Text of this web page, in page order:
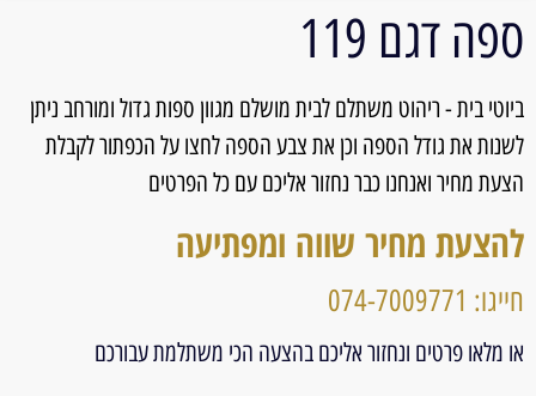
ספה דגם 119
ביוטי בית - ריהוט משתלם לבית מושלם מגוון ספות גדול ומורחב ניתן
לשנות את גודל הספה וכן את צבע הספה לחצו על הכפתור לקבלת
הצעת מחיר ואנחנו כבר נחזור אליכם עם כל הפרטים
להצעת מחיר שווה ומפתיעה
חייגו: 074-7009771
או מלאו פרטים ונחזור אליכם בהצעה הכי משתלמת עבורכם